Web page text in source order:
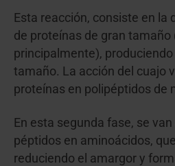
Esta reacción, consiste en la
de proteínas de gran tamaño
principalmente),
tamaño. La acción del cuajo
proteínas en polipéptidos de
En esta segunda fase, se
péptidos en aminoácidos,
reduciendo el amargor y